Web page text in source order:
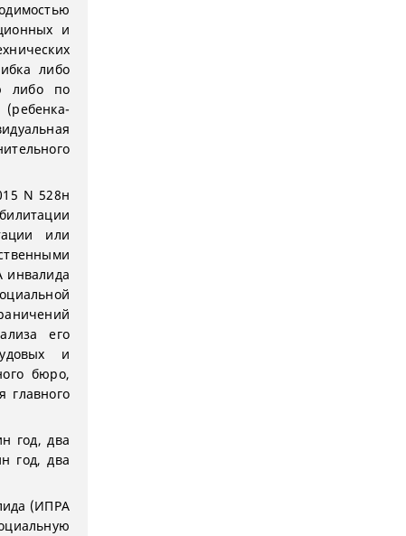
и
либо
либо по
N 528н
или
инвалида
его
и
бюро,
главного
год, два
год, два
(ИПРА